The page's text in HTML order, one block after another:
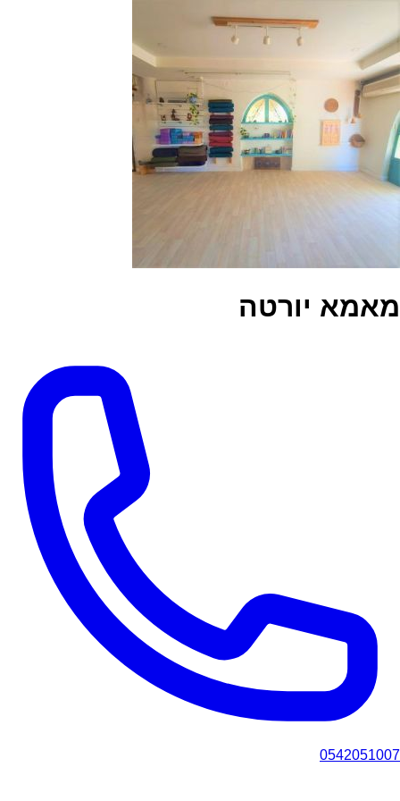
מאמא יורטה
0542051007